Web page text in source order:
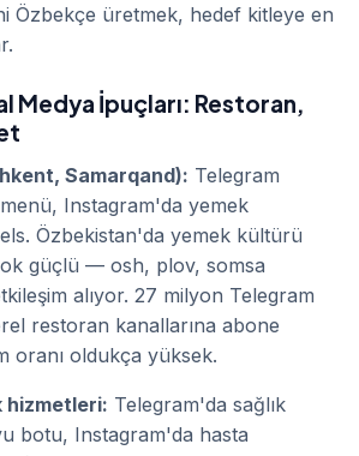
Özbekçe üretmek, hedef kitleye en
Medya İpuçları: Restoran,
Samarqand): Telegram
Instagram'da yemek
Özbekistan'da yemek kültürü
güçlü — osh, plov, somsa
alıyor. 27 milyon Telegram
restoran kanallarına abone
oranı oldukça yüksek.
hizmetleri: Telegram'da sağlık
botu, Instagram'da hasta